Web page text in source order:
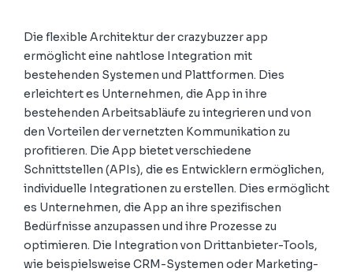
Die flexible Architektur der crazybuzzer app
ermöglicht eine nahtlose Integration mit
bestehenden Systemen und Plattformen. Dies
erleichtert es Unternehmen, die App in ihre
bestehenden Arbeitsabläufe zu integrieren und von
den Vorteilen der vernetzten Kommunikation zu
profitieren. Die App bietet verschiedene
Schnittstellen (APIs), die es Entwicklern ermöglichen,
individuelle Integrationen zu erstellen. Dies ermöglicht
es Unternehmen, die App an ihre spezifischen
Bedürfnisse anzupassen und ihre Prozesse zu
optimieren. Die Integration von Drittanbieter-Tools,
wie beispielsweise CRM-Systemen oder Marketing-